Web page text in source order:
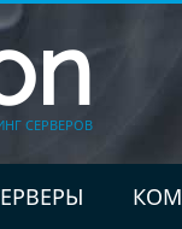
СЕРВЕРОВ